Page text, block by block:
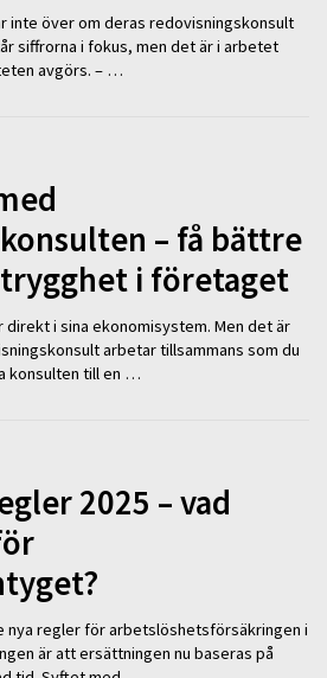
inte över om deras redovisningskonsult
siffrorna i fokus, men det är i arbetet
avgörs. – …
– få bättre
i företaget
i sina ekonomisystem. Men det är
arbetar tillsammans som du
konsulten till en …
2025 – vad
nya regler för arbetslöshetsförsäkringen i
är att ersättningen nu baseras på